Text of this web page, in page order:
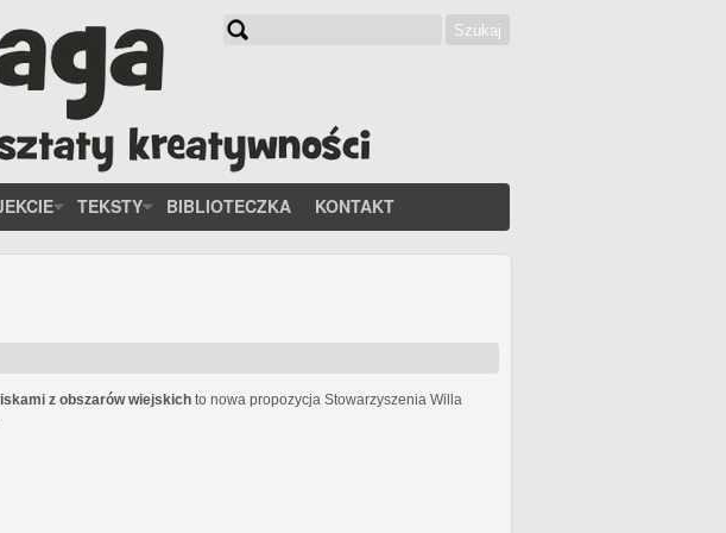
Szukaj
TEKSTY BIBLIOTECZKA KONTAKT
z obszarów wiejskich to nowa propozycja Stowarzyszenia Willa